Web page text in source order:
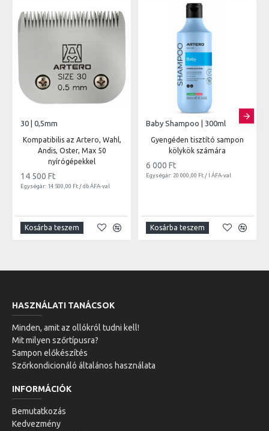
30 | 0,5mm
Kompatibilis az Artero, Wahl,
Andis, Oster, Max 50
nyírógépekkel
14 500 Ft
Egységár: 14 500,00 Ft / db ÁFA-val
Kosárba teszem
Baby Shampoo | 300ml
Gyengéden tisztító sampon
kölykök számára
6 000 Ft
Egységár: 20 000,00 Ft / l ÁFA-val
Kosárba teszem
HASZNÁLATI TANÁCSOK
Minden, amit az ollókról tudni kell!
Mit milyen szőrtípusra?
Sampon előkészítés
Szőrkondicionáló általános használata
INFORMÁCIÓK
Bemutatkozás
Kedvezmény